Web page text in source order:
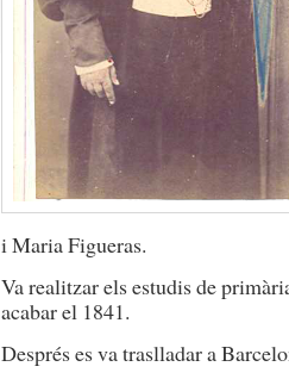
i Maria Figueras.
Va realitzar els estudis de
acabar el 1841.
Després es va traslladar a